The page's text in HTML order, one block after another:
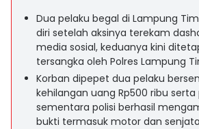
Dua pelaku begal di Lampung
diri setelah aksinya terekam
media sosial, keduanya kini
tersangka oleh Polres Lampung
Korban dipepet dua pelaku
kehilangan uang Rp500 ribu serta
sementara polisi berhasil
bukti termasuk motor dan